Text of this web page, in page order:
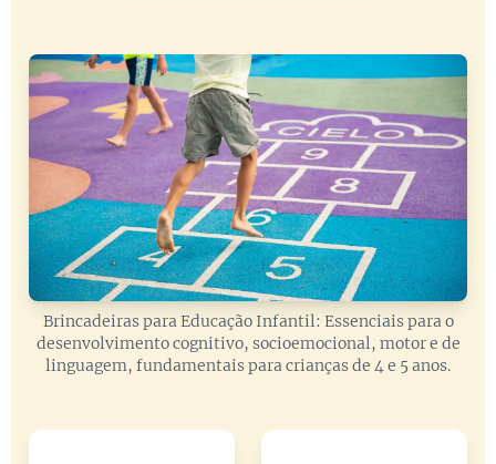
Brincadeiras para Educação Infantil: Essenciais para o
desenvolvimento cognitivo, socioemocional, motor e de
linguagem, fundamentais para crianças de 4 e 5 anos.